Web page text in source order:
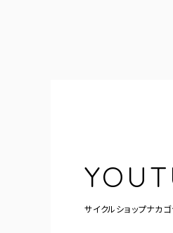
サイクルショップナカ